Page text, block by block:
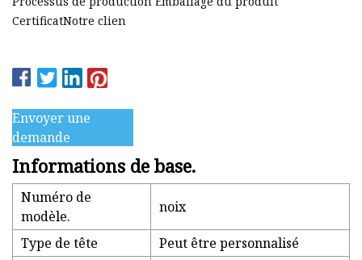
CertificatNotre clien
Envoyer une
demande
Informations de base.
Numéro de
modèle.
noix
Type de tête
Peut être personnalisé